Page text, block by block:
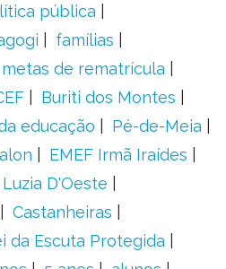
pública
famílias
metas de rematrícula
Buriti dos Montes
educação
Pé-de-Meia
EMEF Irmã Iraídes
D'Oeste
Castanheiras
da Escuta Protegida